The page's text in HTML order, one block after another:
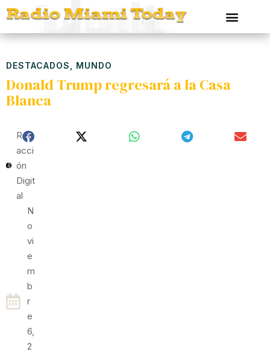
DESTACADOS MUNDO
Donald Trump regresará a la Casa
Blanca
Red
Acci
Ón
Digit
Al
N
O
Vi
E
M
B
R
E
6,
2